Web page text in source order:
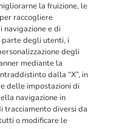
europeanellaformazione
con più di140.000 studenti
Portogallo e Italia.
la fruizione, le
raccogliere
navigazione e di
degli utenti, i
degli
mediante la
dalla “X”, in
delle impostazioni di
navigazione in
tracciamento diversi da
o modificare le